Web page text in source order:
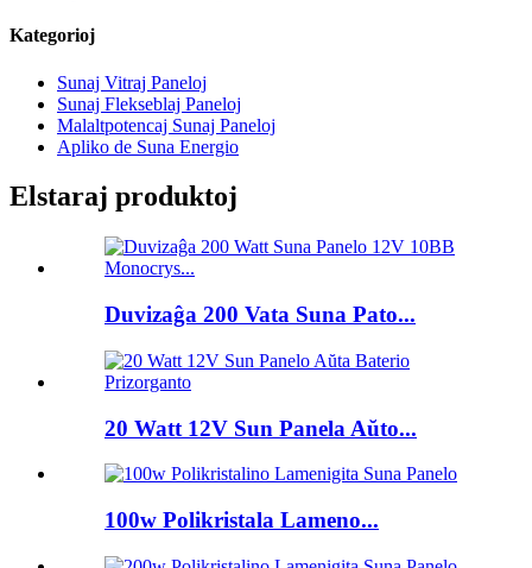
Kategorioj
Sunaj Vitraj Paneloj
Sunaj Flekseblaj Paneloj
Malaltpotencaj Sunaj Paneloj
Apliko de Suna Energio
Elstaraj produktoj
Duvizaĝa 200 Vata Suna Pato...
20 Watt 12V Sun Panela Aŭto...
100w Polikristala Lameno...